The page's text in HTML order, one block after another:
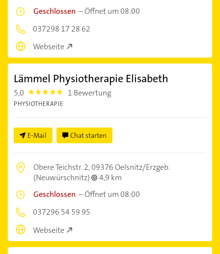
Geschlossen –Öffnet um 08:00
037298 17 28 62
Webseite
Lämmel Physiotherapie Elisabeth
5,0 5.0 1 Bewertung
PHYSIOTHERAPIE
E-Mail Chat starten
Obere Teichstr. 2,09376 Oelsnitz/Erzgeb.
(Neuwürschnitz)
4,9 km
Geschlossen –Öffnet um 08:00
037296 54 59 95
Webseite